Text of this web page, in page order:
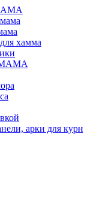
хамма
арки для курн